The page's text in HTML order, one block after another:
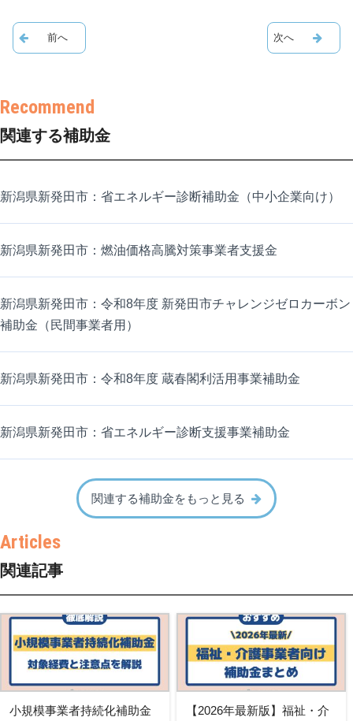
関連する補助金
新潟県新発田市：省エネルギー診断補助金（中小企業向け）
新潟県新発田市：燃油価格高騰対策事業者支援金
新潟県新発田市：令和8年度 新発田市チャレンジゼロカーボン
補助金（民間事業者用）
新潟県新発田市：令和8年度 蔵春閣利活用事業補助金
新潟県新発田市：省エネルギー診断支援事業補助金
関連する補助金をもっと見る
関連記事
小規模事業者持続化補助金
【2026年最新版】福祉・介